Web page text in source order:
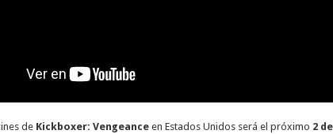
de Kickboxer: Vengeanceen Estados Unidos será el próximo 2